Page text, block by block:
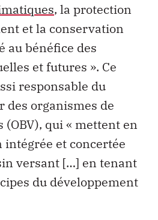
, la protection
et la conservation
au bénéfice des
et futures ». Ce
responsable du
des organismes de
(OBV), qui « mettent en
et concertée
versant […] en tenant
du développement